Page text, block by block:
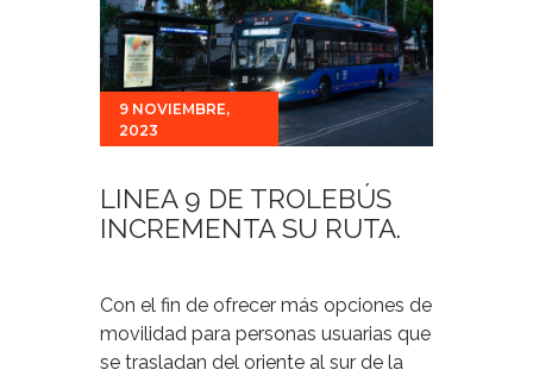
Promociones
Noticias
Para ti
Contacto
9 NOVIEMBRE,
2023
LINEA 9 DE TROLEBÚS
INCREMENTA SU RUTA.
Con el fin de ofrecer más opciones de
movilidad para personas usuarias que
se trasladan del oriente al sur de la